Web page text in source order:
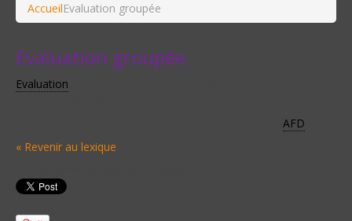
AccueilEvaluation groupée
Evaluation groupée
Evaluation
AFD
« Revenir au lexique